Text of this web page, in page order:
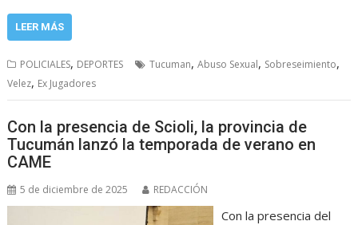
LEER MÁS
POLICIALES, DEPORTES Tucuman,Abuso Sexual, Sobreseimiento,
Velez, Ex Jugadores
Con la presencia de Scioli, la provincia de
Tucumán lanzó la temporada de verano en
CAME
5 de diciembre de 2025 REDACCIÓN
Con la presencia del